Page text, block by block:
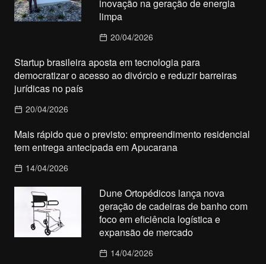
inovação na geração de energia
limpa
20/04/2026
Startup brasileira aposta em tecnologia para
democratizar o acesso ao divórcio e reduzir barreiras
jurídicas no país
20/04/2026
Mais rápido que o previsto: empreendimento residencial
tem entrega antecipada em Apucarana
14/04/2026
Dune Ortopédicos lança nova
geração de cadeiras de banho com
foco em eficiência logística e
expansão de mercado
14/04/2026